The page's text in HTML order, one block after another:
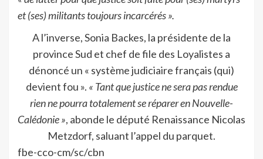
et (ses) militants toujours incarcérés ».
A l’inverse, Sonia Backes, la présidente de la
province Sud et chef de file des Loyalistes a
dénoncé un « système judiciaire français (qui)
devient fou ». « Tant que justice ne sera pas rendue
rien ne pourra totalement se réparer en Nouvelle-
Calédonie », abonde le député Renaissance Nicolas
Metzdorf, saluant l’appel du parquet.
fbe-cco-cm/sc/cbn